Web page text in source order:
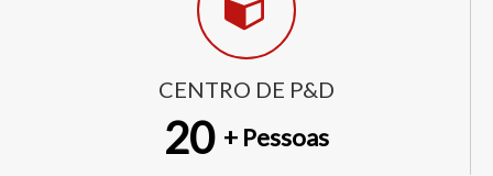
CENTRO DE P&D
20 + Pessoas